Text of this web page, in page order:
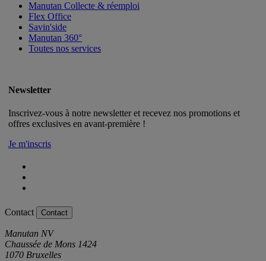
Manutan Collecte & réemploi
Flex Office
Savin'side
Manutan 360°
Toutes nos services
Newsletter
Inscrivez-vous à notre newsletter et recevez nos promotions et
offres exclusives en avant-première !
Je m'inscris
Contact Contact
Manutan NV
Chaussée de Mons 1424
1070 Bruxelles